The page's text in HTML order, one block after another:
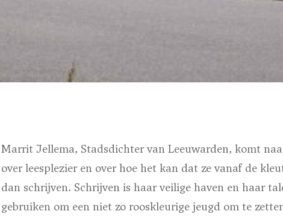
Marrit Jellema, Stadsdichter van Leeuwarden, komt
over leesplezier en over hoe het kan dat ze vanaf de
dan schrijven. Schrijven is haar veilige haven en haar
gebruiken om een niet zo rooskleurige jeugd om te